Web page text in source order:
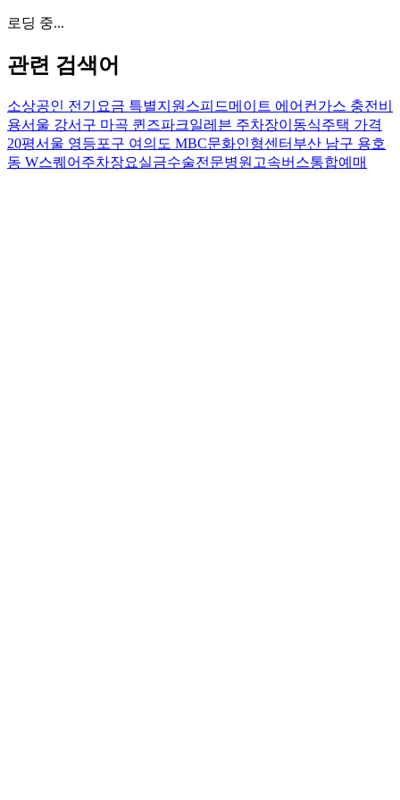
로딩 중...
관련 검색어
소상공인 전기요금 특별지원 스피드메이트 에어컨가스 충전비
용서울 강서구 마곡 퀸즈파크일레븐 주차장이동식주택 가격
20평서울 영등포구 여의도 MBC문화인형센터 부산 남구 용호
동 W스퀘어주차장요실금수술전문병원 고속버스통합예매